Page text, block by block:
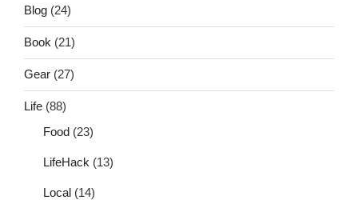
Blog (24)
Book (21)
Gear (27)
Life (88)
Food (23)
LifeHack (13)
Local (14)